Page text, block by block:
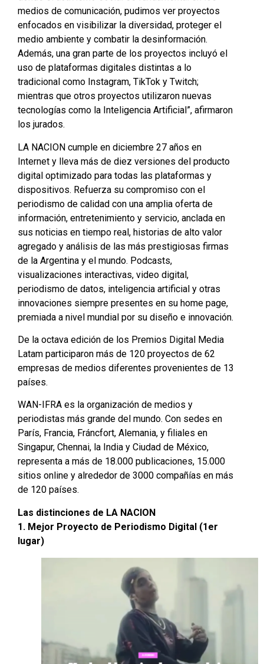
medios de comunicación, pudimos ver proyectos
enfocados en visibilizar la diversidad, proteger el
medio ambiente y combatir la desinformación.
Además, una gran parte de los proyectos incluyó el
uso de plataformas digitales distintas a lo
tradicional como Instagram, TikTok y Twitch;
mientras que otros proyectos utilizaron nuevas
tecnologías como la Inteligencia Artificial”, afirmaron
los jurados.
LA NACION cumple en diciembre 27 años en
Internet y lleva más de diez versiones del producto
digital optimizado para todas las plataformas y
dispositivos. Refuerza su compromiso con el
periodismo de calidad con una amplia oferta de
información, entretenimiento y servicio, anclada en
sus noticias en tiempo real, historias de alto valor
agregado y análisis de las más prestigiosas firmas
de la Argentina y el mundo. Podcasts,
visualizaciones interactivas, video digital,
periodismo de datos, inteligencia artificial y otras
innovaciones siempre presentes en su home page,
premiada a nivel mundial por su diseño e innovación.
De la octava edición de los Premios Digital Media
Latam participaron más de 120 proyectos de 62
empresas de medios diferentes provenientes de 13
países.
WAN-IFRA es la organización de medios y
periodistas más grande del mundo. Con sedes en
París, Francia, Fráncfort, Alemania, y filiales en
Singapur, Chennai, la India y Ciudad de México,
representa a más de 18.000 publicaciones, 15.000
sitios online y alrededor de 3000 compañías en más
de 120 países.
Las distinciones de LA NACION
1. Mejor Proyecto de Periodismo Digital (1er
lugar)